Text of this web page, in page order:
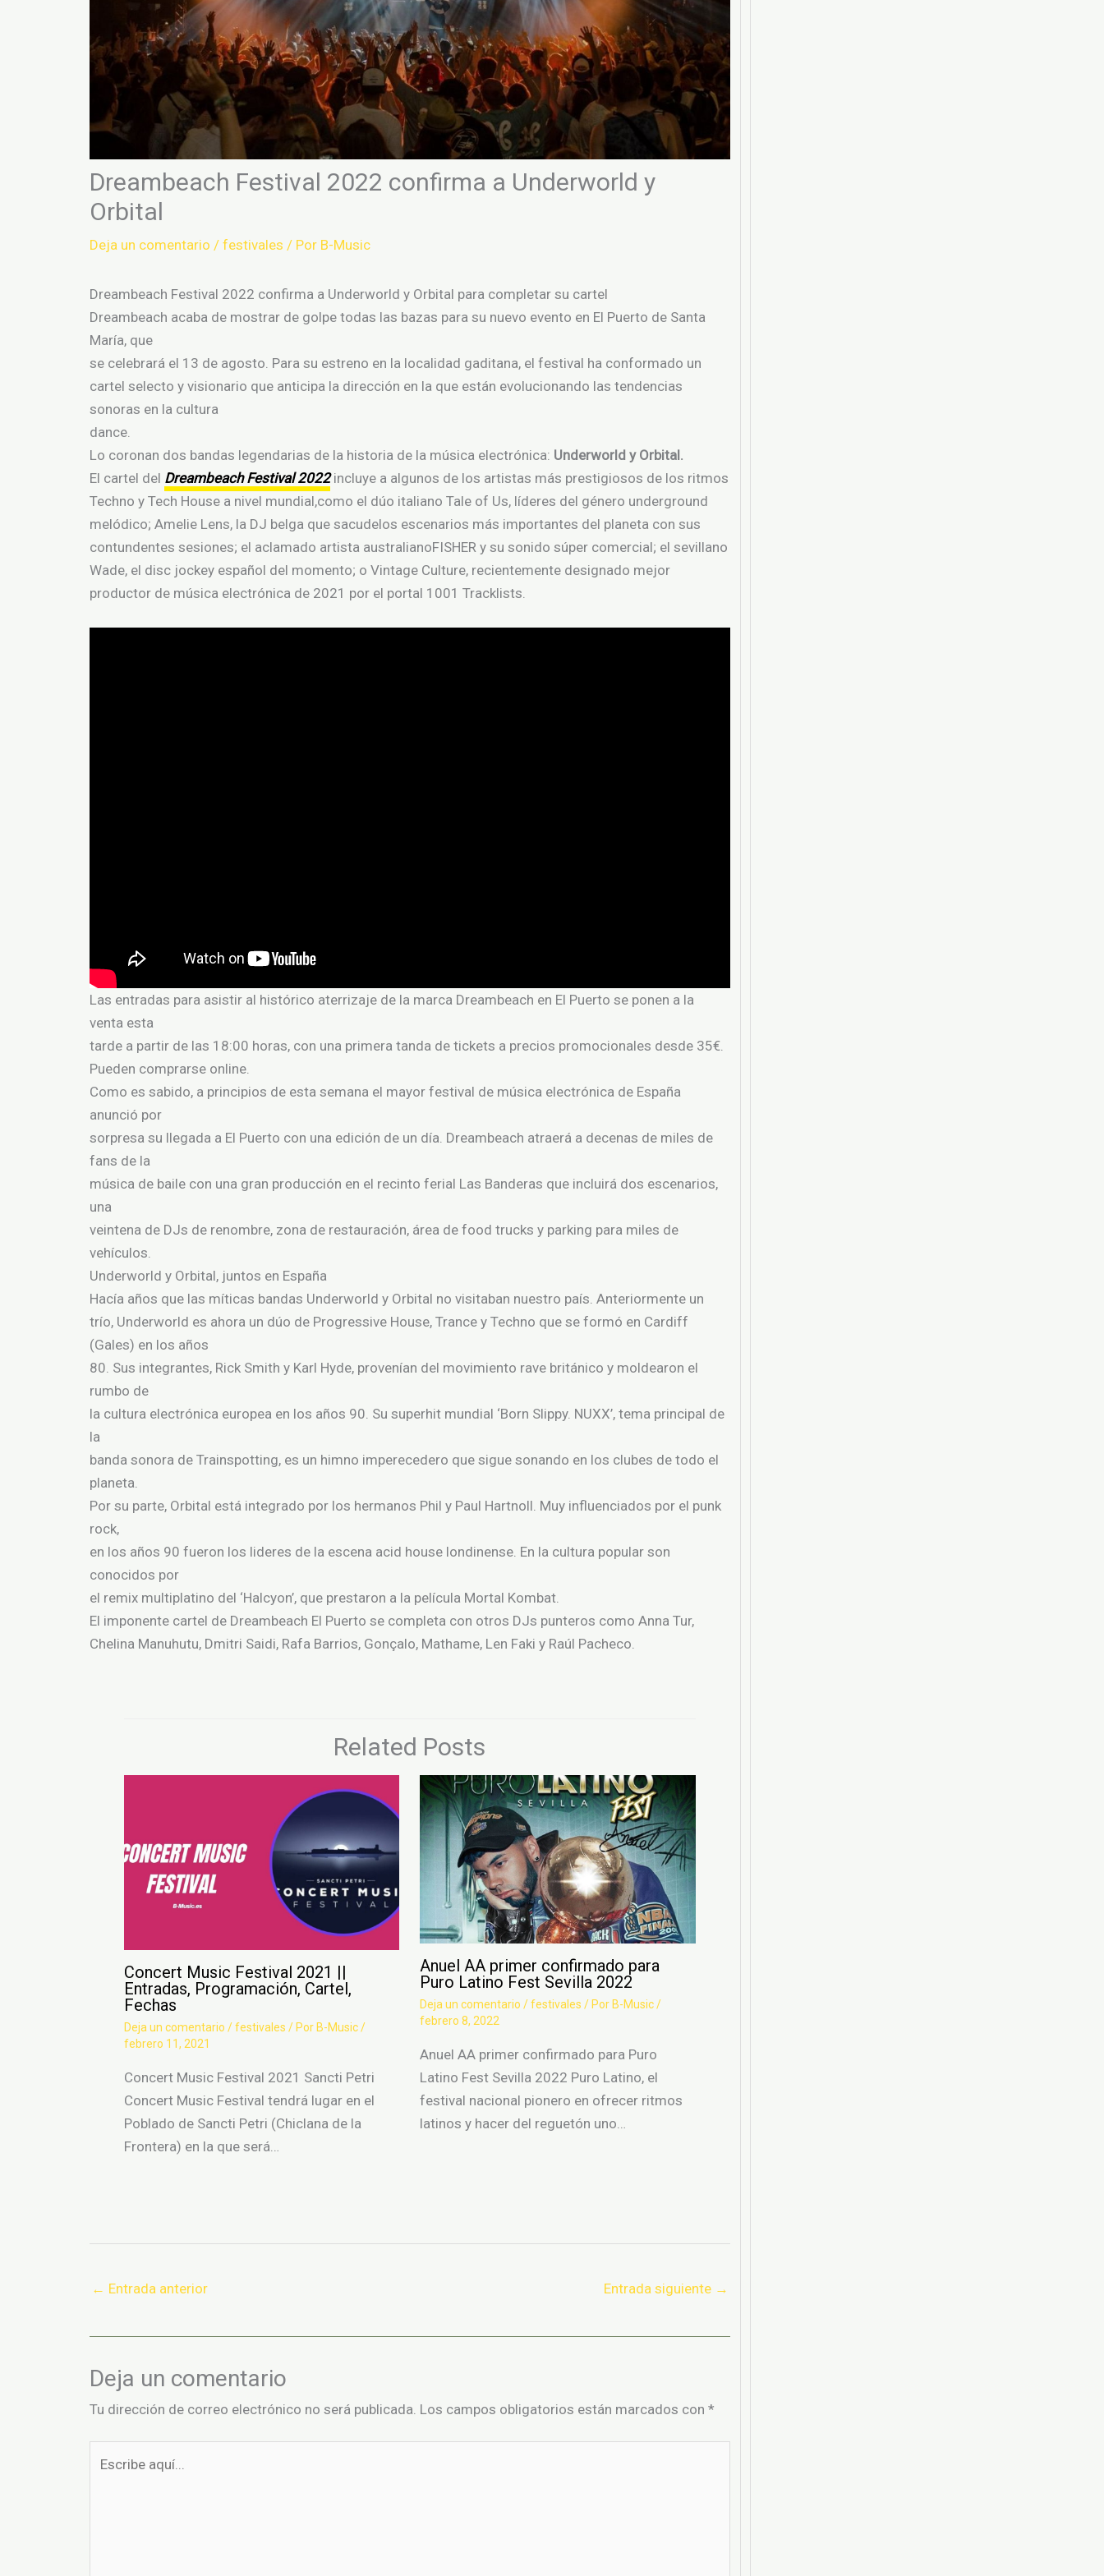
Dreambeach Festival 2022 confirma a Underworld y
Orbital
Deja un comentario / festivales / Por B-Music
Dreambeach Festival 2022 confirma a Underworld y Orbital para completar su cartel
Dreambeach acaba de mostrar de golpe todas las bazas para su nuevo evento en El Puerto de Santa
María, que
se celebrará el 13 de agosto. Para su estreno en la localidad gaditana, el festival ha conformado un
cartel selecto y visionario que anticipa la dirección en la que están evolucionando las tendencias
sonoras en la cultura
dance.
Lo coronan dos bandas legendarias de la historia de la música electrónica: Underworld y Orbital.
El cartel del Dreambeach Festival 2022incluye a algunos de los artistas más prestigiosos de los ritmos
Techno y Tech House a nivel mundial,como el dúo italiano Tale of Us, líderes del género underground
melódico; Amelie Lens, la DJ belga que sacudelos escenarios más importantes del planeta con sus
contundentes sesiones; el aclamado artista australianoFISHER y su sonido súper comercial; el sevillano
Wade, el disc jockey español del momento; o Vintage Culture, recientemente designado mejor
productor de música electrónica de 2021 por el portal 1001 Tracklists.
Las entradas para asistir al histórico aterrizaje de la marca Dreambeach en El Puerto se ponen a la
venta esta
tarde a partir de las 18:00 horas, con una primera tanda de tickets a precios promocionales desde 35€.
Pueden comprarse online.
Como es sabido, a principios de esta semana el mayor festival de música electrónica de España
anunció por
sorpresa su llegada a El Puerto con una edición de un día. Dreambeach atraerá a decenas de miles de
fans de la
música de baile con una gran producción en el recinto ferial Las Banderas que incluirá dos escenarios,
una
veintena de DJs de renombre, zona de restauración, área de food trucks y parking para miles de
vehículos.
Underworld y Orbital, juntos en España
Hacía años que las míticas bandas Underworld y Orbital no visitaban nuestro país. Anteriormente un
trío, Underworld es ahora un dúo de Progressive House, Trance y Techno que se formó en Cardiff
(Gales) en los años
80. Sus integrantes, Rick Smith y Karl Hyde, provenían del movimiento rave británico y moldearon el
rumbo de
la cultura electrónica europea en los años 90. Su superhit mundial ‘Born Slippy. NUXX’, tema principal de
la
banda sonora de Trainspotting, es un himno imperecedero que sigue sonando en los clubes de todo el
planeta.
Por su parte, Orbital está integrado por los hermanos Phil y Paul Hartnoll. Muy influenciados por el punk
rock,
en los años 90 fueron los lideres de la escena acid house londinense. En la cultura popular son
conocidos por
el remix multiplatino del ‘Halcyon’, que prestaron a la película Mortal Kombat.
El imponente cartel de Dreambeach El Puerto se completa con otros DJs punteros como Anna Tur,
Chelina Manuhutu, Dmitri Saidi, Rafa Barrios, Gonçalo, Mathame, Len Faki y Raúl Pacheco.
Related Posts
Concert Music Festival 2021 ||
Entradas, Programación, Cartel,
Fechas
Deja un comentario /festivales / PorB-Music/
febrero 11, 2021
Concert Music Festival 2021 Sancti Petri
Concert Music Festival tendrá lugar en el
Poblado de Sancti Petri (Chiclana de la
Frontera) en la que será…
Anuel AA primer confirmado para
Puro Latino Fest Sevilla 2022
Deja un comentario /festivales / Por B-Music/
febrero 8, 2022
Anuel AA primer confirmado para Puro
Latino Fest Sevilla 2022 Puro Latino, el
festival nacional pionero en ofrecer ritmos
latinos y hacer del reguetón uno…
← Entrada anterior Entrada siguiente →
Deja un comentario
Tu dirección de correo electrónico no será publicada. Los campos obligatorios están marcados con *